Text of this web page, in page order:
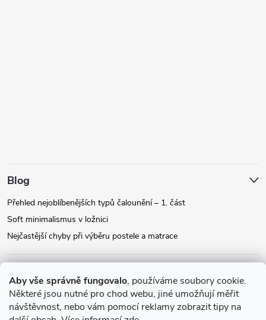
Aby vše správně fungovalo, používáme soubory cookie.
Některé jsou nutné pro chod webu, jiné umožňují měřit
návštěvnost, nebo vám pomocí reklamy zobrazit tipy na
Blog
Přehled nejoblíbenějších typů čalounění – 1. část
Soft minimalismus v ložnici
Nejčastější chyby při výběru postele a matrace
Instagram